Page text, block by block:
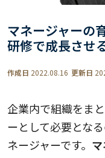
マネージャーの
研修で成長させ
作成日 2022.08.16 更新日
企業内で組織をま
ーとして必要とな
ネージャーです。